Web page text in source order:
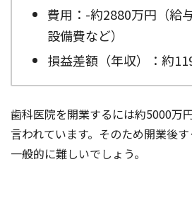
費用：-約2880万円（給
設備費など）
損益差額（年収）：約
歯科医院を開業するには約5000万
言われています。そのため開業後
一般的に難しいでしょう。